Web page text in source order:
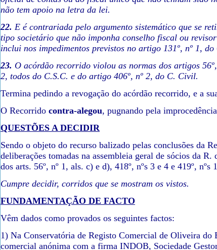
não tem apoio na letra da lei.
22. E é contrariada pelo argumento sistemático que se
tipo societário que não imponha conselho fiscal ou
inclui nos impedimentos previstos no artigo 131º, nº 1, do
23. O acórdão recorrido violou as normas dos artigos
2, todos do C.S.C. e do artigo 406º, nº 2, do C. Civil.
Termina pedindo a revogação do acórdão recorrido, e a
O Recorrido contra-alegou, pugnando pela
QUESTÕES A DECIDIR
Sendo o objeto do recurso balizado pelas conclusões da
deliberações tomadas na assembleia geral de sócios da
dos arts. 56º, nº 1, als. c) e d), 418º, nºs 3 e 4 e 419º, nºs
Cumpre decidir, corridos que se mostram os vistos.
FUNDAMENTAÇÃO DE FACTO
Vêm dados como provados os seguintes factos:
1) Na Conservatória de Registo Comercial de Oliveira do
comercial anónima com a firma INDOB, Sociedade